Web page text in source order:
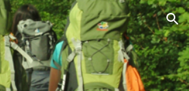
Skip to navigation